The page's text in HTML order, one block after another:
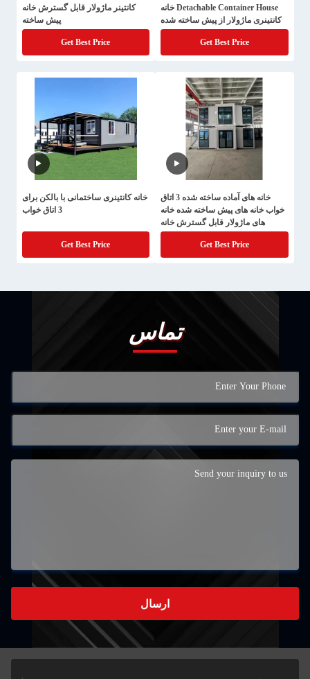
Detachable Container House خانه
کانتینری ماژولار از پیش ساخته شده
Get Best Price
کانتینر ماژولار قابل گسترش خانه
پیش ساخته
Get Best Price
خانه های آماده ساخته شده 3 اتاق
خواب خانه های پیش ساخته شده خانه
های ماژولار قابل گسترش خانه
کانتینر خانه های کوچک
Get Best Price
خانه کانتینری ساختمانی با بالکن برای
3 اتاق خواب
Get Best Price
تماس
ارسال